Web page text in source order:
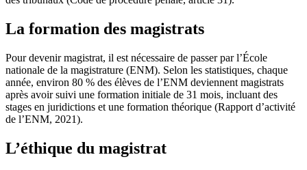
La formation des magistrats
Pour devenir magistrat, il est nécessaire de passer par l’École
nationale de la magistrature (ENM). Selon les statistiques, chaque
année, environ 80 % des élèves de l’ENM deviennent magistrats
après avoir suivi une formation initiale de 31 mois, incluant des
stages en juridictions et une formation théorique (Rapport d’activité
de l’ENM, 2021).
L’éthique du magistrat